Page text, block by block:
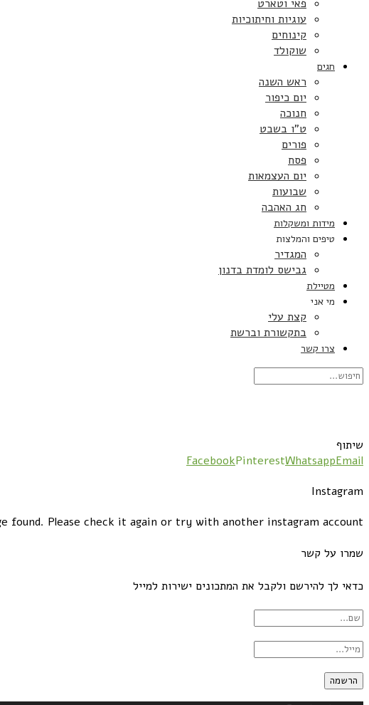
פאי וטארט
עוגיות וחיתוכיות
קינוחים
שוקולד
חגים
ראש השנה
יום כיפור
חנוכה
ט”ו בשבט
פורים
פסח
יום העצמאות
שבועות
חג האהבה
מידות ומשקלות
טיפים והמלצות
המגדיר
גבישס לומדת בדנון
מטיילת
מי אני
קצת עלי
בתקשורת וברשת
צרו קשר
שיתוף
FacebookPinterestWhatsappEmail
Instagram
found. Please check it again or try with another instagram account.
שמרו על קשר
כדאי לך להירשם ולקבל את המתכונים ישירות למייל